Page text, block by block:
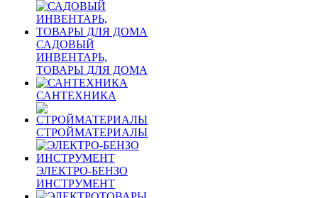
САДОВЫЙ
ИНВЕНТАРЬ,
ТОВАРЫ ДЛЯ ДОМА
САНТЕХНИКА
СТРОЙМАТЕРИАЛЫ
ЭЛЕКТРО-БЕНЗО
ИНСТРУМЕНТ